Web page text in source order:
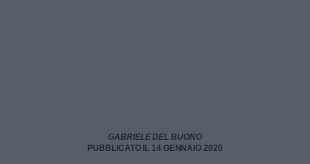
GABRIELE DEL BUONO
PUBBLICATO IL 14 GENNAIO 2020